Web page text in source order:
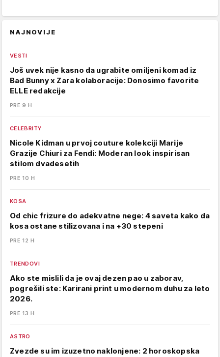
NAJNOVIJE
VESTI
Još uvek nije kasno da ugrabite omiljeni komad iz
Bad Bunny x Zara kolaboracije: Donosimo favorite
ELLE redakcije
PRE 9 H
CELEBRITY
Nicole Kidman u prvoj couture kolekciji Marije
Grazije Chiuri za Fendi: Moderan look inspirisan
stilom dvadesetih
PRE 10 H
KOSA
Od chic frizure do adekvatne nege: 4 saveta kako da
kosa ostane stilizovana i na +30 stepeni
PRE 12 H
TRENDOVI
Ako ste mislili da je ovaj dezen pao u zaborav,
pogrešili ste: Karirani print u modernom duhu za leto
2026.
PRE 13 H
ASTRO
Zvezde su im izuzetno naklonjene: 2 horoskopska